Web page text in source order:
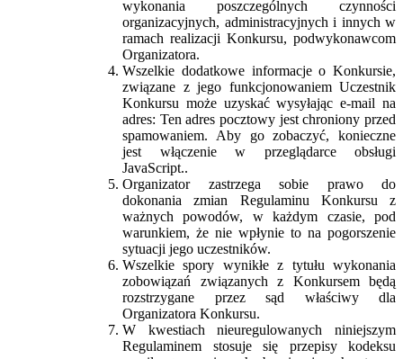
wykonania poszczególnych czynności
organizacyjnych, administracyjnych i innych w
ramach realizacji Konkursu, podwykonawcom
Organizatora.
Wszelkie dodatkowe informacje o Konkursie,
związane z jego funkcjonowaniem Uczestnik
Konkursu może uzyskać wysyłając e-mail na
adres: Ten adres pocztowy jest chroniony przed
spamowaniem. Aby go zobaczyć, konieczne
jest włączenie w przeglądarce obsługi
JavaScript..
Organizator zastrzega sobie prawo do
dokonania zmian Regulaminu Konkursu z
ważnych powodów, w każdym czasie, pod
warunkiem, że nie wpłynie to na pogorszenie
sytuacji jego uczestników.
Wszelkie spory wynikłe z tytułu wykonania
zobowiązań związanych z Konkursem będą
rozstrzygane przez sąd właściwy dla
Organizatora Konkursu.
W kwestiach nieuregulowanych niniejszym
Regulaminem stosuje się przepisy kodeksu